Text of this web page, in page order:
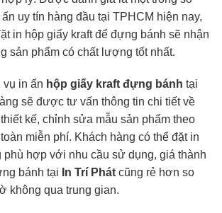
uy tín hàng đầu tại TPHCM hiện nay,
in hộp giấy kraft để đựng bánh sẽ nhận
sản phẩm có chất lượng tốt nhất.
vụ in ấn hộp giấy kraft đựng bánh tại
sẽ được tư vấn thông tin chi tiết về
kế, chỉnh sửa mẫu sản phẩm theo
miễn phí. Khách hàng có thể đặt in
hợp với nhu cầu sử dụng, giá thành
bánh tại In Trí Phát cũng rẻ hơn so
không qua trung gian.